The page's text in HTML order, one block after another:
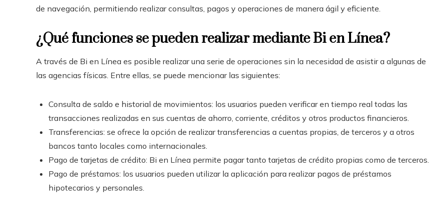
de navegación, permitiendo realizar consultas, pagos y operaciones de manera ágil y eficiente.
¿Qué funciones se pueden realizar mediante Bi en Línea?
A través de Bi en Línea es posible realizar una serie de operaciones sin la necesidad de asistir a algunas de
las agencias físicas. Entre ellas, se puede mencionar las siguientes:
Consulta de saldo e historial de movimientos: los usuarios pueden verificar en tiempo real todas las
transacciones realizadas en sus cuentas de ahorro, corriente, créditos y otros productos financieros.
Transferencias: se ofrece la opción de realizar transferencias a cuentas propias, de terceros y a otros
bancos tanto locales como internacionales.
Pago de tarjetas de crédito: Bi en Línea permite pagar tanto tarjetas de crédito propias como de terceros.
Pago de préstamos: los usuarios pueden utilizar la aplicación para realizar pagos de préstamos
hipotecarios y personales.